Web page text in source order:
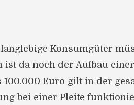
Konsumgüter
da noch der Aufbau
Euro gilt in der
bei einer Pleite